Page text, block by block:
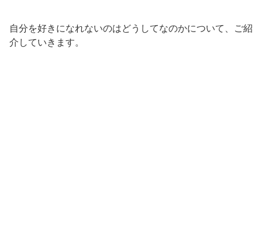
自分を好きになれないのはどうしてなのかについて、ご紹
介していきます。